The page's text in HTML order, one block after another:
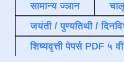
सामान्य ज्ञान
जयंती / पुण्यतिथी /
शिष्यवृत्ती पेपर्स PDF ५